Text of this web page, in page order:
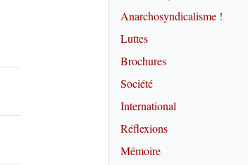
Anarchosyndicalisme !
Luttes
Brochures
Société
International
Réflexions
Mémoire